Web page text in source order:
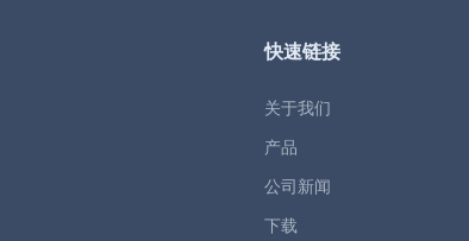
快速链接
关于我们
产品
公司新闻
下载